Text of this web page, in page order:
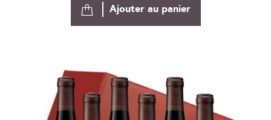
Ajouter au panier